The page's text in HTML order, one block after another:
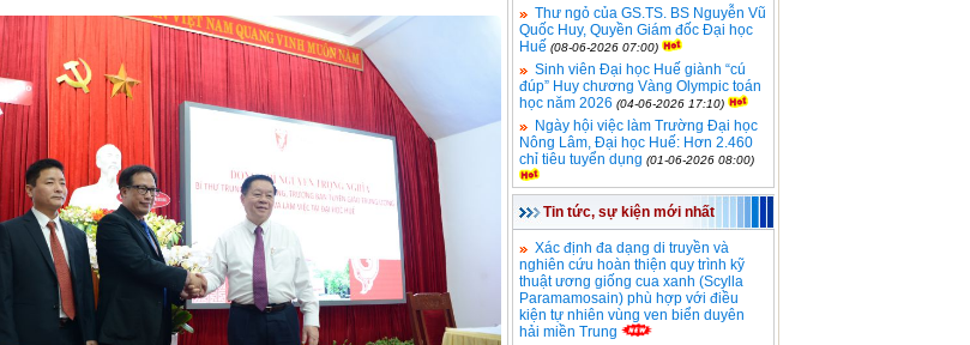
Thư ngỏ của GS.TS. BS Nguyễn Vũ
Quốc Huy, Quyền Giám đốc Đại học
Huế (08-06-2026 07:00)
Sinh viên Đại học Huế giành “cú
đúp” Huy chương Vàng Olympic toán
học năm 2026 (04-06-2026 17:10)
Ngày hội việc làm Trường Đại học
Nông Lâm, Đại học Huế: Hơn 2.460
chỉ tiêu tuyển dụng (01-06-2026 08:00)
Tin tức, sự kiện mới nhất
Xác định đa dạng di truyền và
nghiên cứu hoàn thiện quy trình kỹ
thuật ương giống cua xanh (Scylla
Paramamosain) phù hợp với điều
kiện tự nhiên vùng ven biển duyên
hải miền Trung